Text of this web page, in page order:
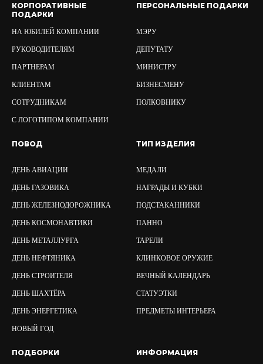
КОРПОРАТИВНЫЕ
ПОДАРКИ
НА ЮБИЛЕЙ КОМПАНИИ
РУКОВОДИТЕЛЯМ
ПАРТНЕРАМ
КЛИЕНТАМ
СОТРУДНИКАМ
С ЛОГОТИПОМ КОМПАНИИ
ПЕРСОНАЛЬНЫЕ ПОДАРКИ
МЭРУ
ДЕПУТАТУ
МИНИСТРУ
БИЗНЕСМЕНУ
ПОЛКОВНИКУ
ПОВОД
ДЕНЬ АВИАЦИИ
ДЕНЬ ГАЗОВИКА
ДЕНЬ ЖЕЛЕЗНОДОРОЖНИКА
ДЕНЬ КОСМОНАВТИКИ
ДЕНЬ МЕТАЛЛУРГА
ДЕНЬ НЕФТЯНИКА
ДЕНЬ СТРОИТЕЛЯ
ДЕНЬ ШАХТЁРА
ДЕНЬ ЭНЕРГЕТИКА
НОВЫЙ ГОД
ТИП ИЗДЕЛИЯ
МЕДАЛИ
НАГРАДЫ И КУБКИ
ПОДСТАКАННИКИ
ПАННО
ТАРЕЛИ
КЛИНКОВОЕ ОРУЖИЕ
ВЕЧНЫЙ КАЛЕНДАРЬ
СТАТУЭТКИ
ПРЕДМЕТЫ ИНТЕРЬЕРА
ПОДБОРКИ ИНФОРМАЦИЯ